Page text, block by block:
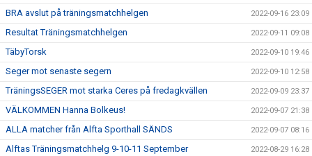
BRA avslut på träningsmatchhelgen 2022-09-16 23:09
Resultat Träningsmatchhelgen 2022-09-11 09:08
TäbyTorsk 2022-09-10 19:46
Seger mot senaste segern 2022-09-10 12:58
TräningsSEGER mot starka Ceres på fredagkvällen 2022-09-09 23:37
VÄLKOMMEN Hanna Bolkeus! 2022-09-07 21:38
ALLA matcher från Alfta Sporthall SÄNDS 2022-09-07 08:16
Alftas Träningsmatchhelg 9-10-11 September 2022-08-29 16:28